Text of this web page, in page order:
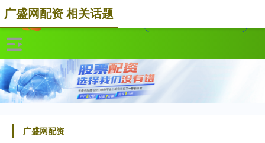
广盛网配资
广盛网配资 相关话题